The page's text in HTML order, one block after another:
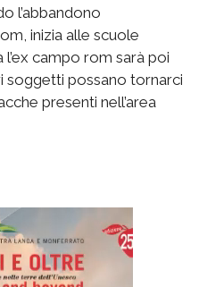
l’abbandono
inizia alle scuole
campo rom sarà poi
soggetti possano tornarci
presenti nell’area